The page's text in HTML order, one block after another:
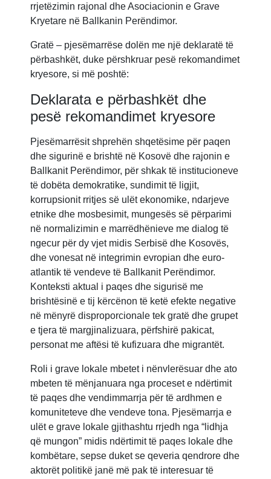
rrjetëzimin rajonal dhe Asociacionin e Grave
Kryetare në Ballkanin Perëndimor.
Gratë – pjesëmarrëse dolën me një deklaratë të
përbashkët, duke përshkruar pesë rekomandimet
kryesore, si më poshtë:
Deklarata e përbashkët dhe
pesë rekomandimet kryesore
Pjesëmarrësit shprehën shqetësime për paqen
dhe sigurinë e brishtë në Kosovë dhe rajonin e
Ballkanit Perëndimor, për shkak të institucioneve
të dobëta demokratike, sundimit të ligjit,
korrupsionit rritjes së ulët ekonomike, ndarjeve
etnike dhe mosbesimit, mungesës së përparimi
në normalizimin e marrëdhënieve me dialog të
ngecur për dy vjet midis Serbisë dhe Kosovës,
dhe vonesat në integrimin evropian dhe euro-
atlantik të vendeve të Ballkanit Perëndimor.
Konteksti aktual i paqes dhe sigurisë me
brishtësinë e tij kërcënon të ketë efekte negative
në mënyrë disproporcionale tek gratë dhe grupet
e tjera të margjinalizuara, përfshirë pakicat,
personat me aftësi të kufizuara dhe migrantët.
Roli i grave lokale mbetet i nënvlerësuar dhe ato
mbeten të mënjanuara nga proceset e ndërtimit
të paqes dhe vendimmarrja për të ardhmen e
komuniteteve dhe vendeve tona. Pjesëmarrja e
ulët e grave lokale gjithashtu rrjedh nga “lidhja
që mungon” midis ndërtimit të paqes lokale dhe
kombëtare, sepse duket se qeveria qendrore dhe
aktorët politikë janë më pak të interesuar të